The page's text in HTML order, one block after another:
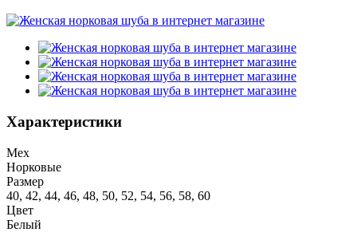
Характеристики
Мех
Норковые
Размер
40, 42, 44, 46, 48, 50, 52, 54, 56, 58, 60
Цвет
Белый